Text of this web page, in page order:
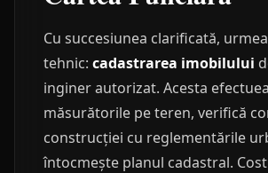
Cu succesiunea clarificată,
tehnic: cadastrarea imobilului
inginer autorizat. Acesta
măsurătorile pe teren, verifică
construcției cu reglementările
întocmește planul cadastral.